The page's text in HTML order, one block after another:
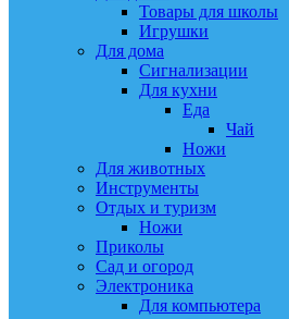
Товары для школы
Игрушки
Для дома
Сигнализации
Для кухни
Еда
Чай
Ножи
Для животных
Инструменты
Отдых и туризм
Ножи
Приколы
Сад и огород
Электроника
Для компьютера